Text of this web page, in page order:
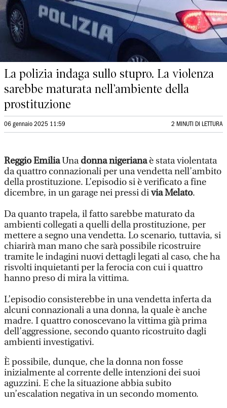
La polizia indaga sullo stupro. La violenza
sarebbe maturata nell’ambiente della
prostituzione
06 gennaio 2025 11:59 2 MINUTI DI LETTURA
Reggio EmiliaUnadonna nigerianaè stata violentata
da quattro connazionali per una vendetta nell’ambito
della prostituzione. L’episodio si è verificato a fine
dicembre, in un garage nei pressi divia Melato.
Da quanto trapela, il fatto sarebbe maturato da
ambienti collegati a quelli della prostituzione, per
mettere a segno una vendetta. Lo scenario, tuttavia, si
chiarirà man mano che sarà possibile ricostruire
tramite le indagini nuovi dettagli legati al caso, che ha
risvolti inquietanti per la ferocia con cui i quattro
hanno preso di mira la vittima.
L’episodio consisterebbe in una vendetta inferta da
alcuni connazionali a una donna, la quale è anche
madre. I quattro conoscevano la vittima già prima
dell’aggressione, secondo quanto ricostruito dagli
ambienti investigativi.
È possibile, dunque, che la donna non fosse
inizialmente al corrente delle intenzioni dei suoi
aguzzini. E che la situazione abbia subito
un’escalation negativa in un secondo momento.